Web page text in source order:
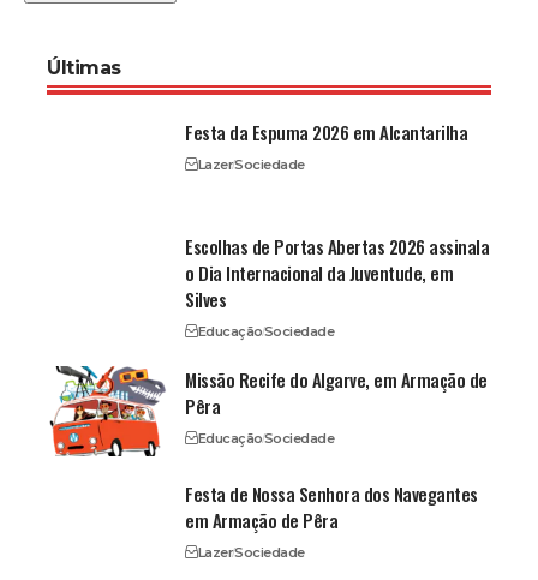
Últimas
Festa da Espuma 2026 em Alcantarilha
LazerSociedade
Escolhas de Portas Abertas 2026 assinala
o Dia Internacional da Juventude, em
Silves
EducaçãoSociedade
Missão Recife do Algarve, em Armação de
Pêra
EducaçãoSociedade
Festa de Nossa Senhora dos Navegantes
em Armação de Pêra
LazerSociedade